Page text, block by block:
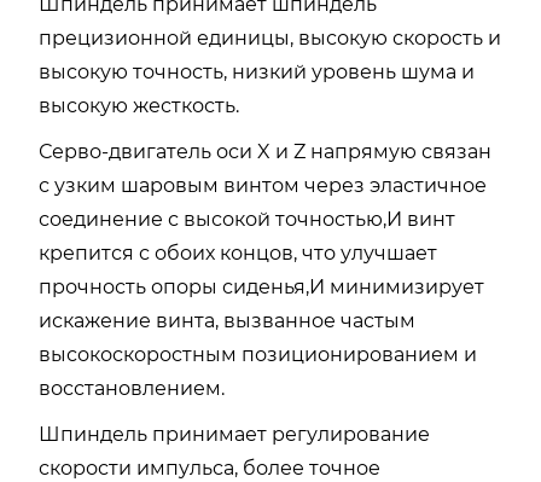
прецизионной единицы, высокую скорость и
высокую точность, низкий уровень шума и
высокую жесткость.
Серво-двигатель оси X и Z напрямую связан
с узким шаровым винтом через эластичное
соединение с высокой точностью,И винт
крепится с обоих концов, что улучшает
прочность опоры сиденья,И минимизирует
искажение винта, вызванное частым
высокоскоростным позиционированием и
восстановлением.
Шпиндель принимает регулирование
скорости импульса, более точное